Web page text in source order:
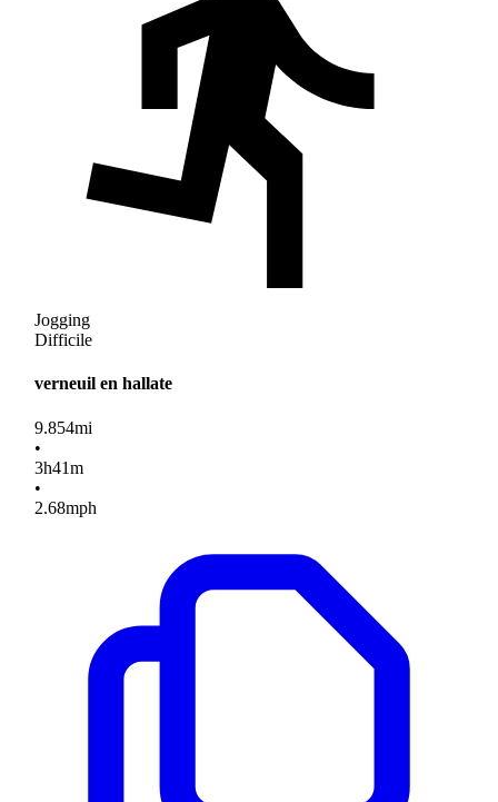
Jogging
Difficile
verneuil en hallate
9.854mi
•
3h41m
•
2.68mph